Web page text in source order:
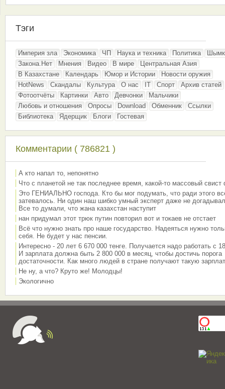
Тэги
Империя зла Экономика ЧП Наука и техника Политика
Закона.Нет
Мнения Видео В мире
Центральная Азия
В Казахстане
Календарь Юмор и Истории
Новости оружия
HotNews
Скандалы Культура О нас IT Спорт
Архив статей
Фотоотчёты
Картинки Авто Девчонки
Мальчики
Любовь и отношения
Опросы Download Обменник
Ссылки
Библиотека
Ядерщик Блоги Гостевая
Комментарии ( 786821 )
А кто напал то, непонятно
Что с планетой не так последнее время, какой-то массовый свист
Это ГЕНИАЛЬНО господа. Кто бы мог подумать, что ради этого
затевалось. Ни один наш шибко умный эксперт даже не
Все то думали, что жана казахстан наступит
нан придумал этот трюк путин повторил вот и токаев не отстает
Всё что нужно знать про наше государство. Надеяться нужно
себя. Не будет у нас пенсии.
Интересно - 20 лет 6 670 000 тенге. Получается надо работать с
И зарплата должна быть 2 800 000 в месяц, чтобы достичь порога
достаточности. Как много людей в стране получают такую
Не ну, а что? Круто же! Молодцы!
Экологично